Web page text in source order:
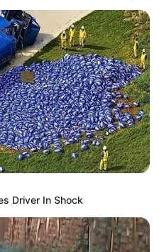
sind Affiliate-
darüber gebucht oder
ohne dass sich
Driver In Shock